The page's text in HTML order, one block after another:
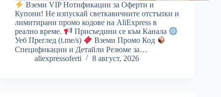
Вземи VIP Нотификации за Оферти и
Купони! Не изпускай светкавичните отстъпки и
лимитирани промо кодове на AliExpress в
реално време.
Присъедини се към Канала
Уеб Преглед (t.me/s)
Вземи Промо Код
Спецификации и Детайли Резюме за…
aliexpressoferti
8 август, 2026